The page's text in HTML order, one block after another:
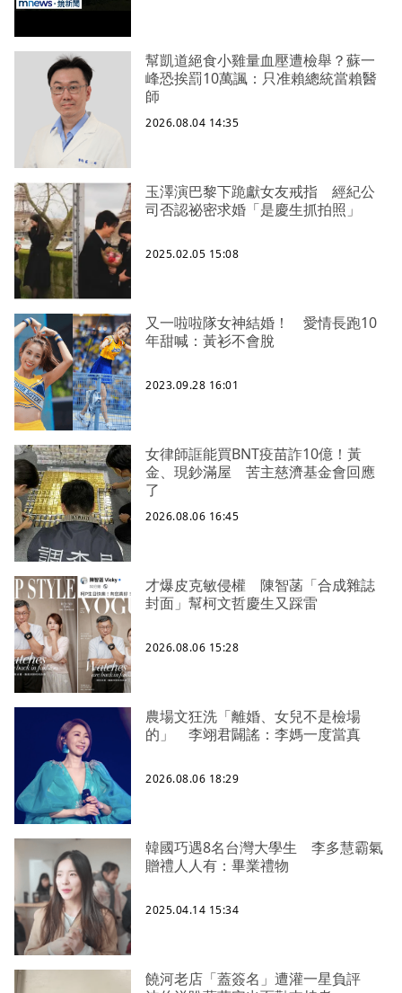
幫凱道絕食小雞量血壓遭檢舉？蘇一
峰恐挨罰10萬諷：只准賴總統當賴醫
師
2026.08.04 14:35
玉澤演巴黎下跪獻女友戒指 經紀公
司否認祕密求婚「是慶生抓拍照」
2025.02.05 15:08
又一啦啦隊女神結婚！ 愛情長跑10
年甜喊：黃衫不會脫
2023.09.28 16:01
女律師誆能買BNT疫苗詐10億！黃
金、現鈔滿屋 苦主慈濟基金會回應
了
2026.08.06 16:45
才爆皮克敏侵權 陳智菡「合成雜誌
封面」幫柯文哲慶生又踩雷
2026.08.06 15:28
農場文狂洗「離婚、女兒不是檢場
的」 李翊君闢謠：李媽一度當真
2026.08.06 18:29
韓國巧遇8名台灣大學生 李多慧霸氣
贈禮人人有：畢業禮物
2025.04.14 15:34
饒河老店「蓋簽名」遭灌一星負評